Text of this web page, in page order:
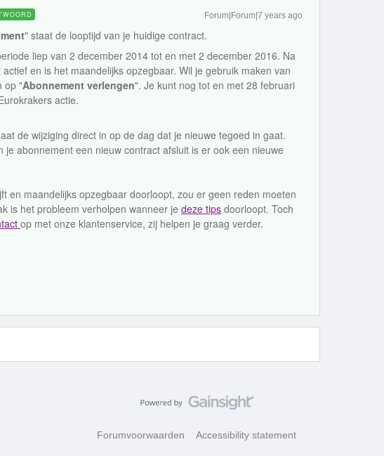
Forum|Forum|7 years ago
" staat de looptijd van je huidige contract.
liep van 2 december 2014 tot en met 2 december 2016. Na
en is het maandelijks opzegbaar. Wil je gebruik maken van
op "Abonnement verlengen". Je kunt nog tot en met 28 februari
actie.
de wijziging direct in op de dag dat je nieuwe tegoed in gaat.
je abonnement een nieuw contract afsluit is er ook een nieuwe
en maandelijks opzegbaar doorloopt, zou er geen reden moeten
is het probleem verholpen wanneer je deze tips doorloopt. Toch
op met onze klantenservice, zij helpen je graag verder.
Forumvoorwaarden Accessibility statement